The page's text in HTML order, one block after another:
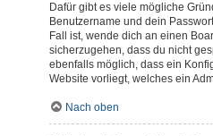
Dafür gibt es viele mögliche
Benutzername und dein
Fall ist, wende dich an einen
sicherzugehen, dass du nicht
ebenfalls möglich, dass ein
Website vorliegt, welches ein
Nach oben